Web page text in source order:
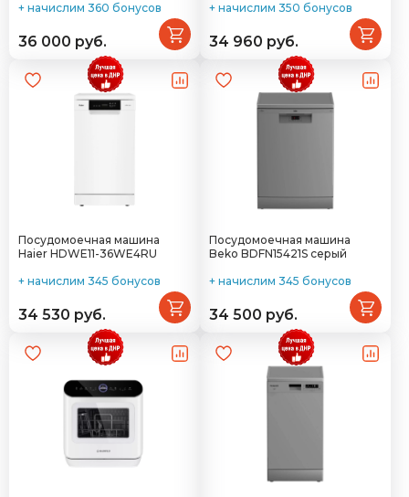
+ начислим 360 бонусов
36 000 руб.
+ начислим 350 бонусов
34 960 руб.
Посудомоечная машина
Haier HDWE11-36WE4RU
+ начислим 345 бонусов
34 530 руб.
Посудомоечная машина
Beko BDFN15421S серый
+ начислим 345 бонусов
34 500 руб.